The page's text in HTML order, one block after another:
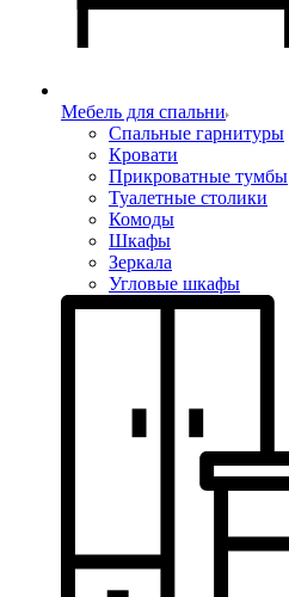
Мебель для спальни
Спальные гарнитуры
Кровати
Прикроватные тумбы
Туалетные столики
Комоды
Шкафы
Зеркала
Угловые шкафы